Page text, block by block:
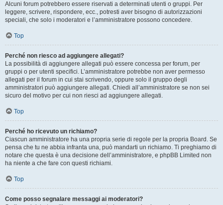
Alcuni forum potrebbero essere riservati a determinati utenti o gruppi. Per
leggere, scrivere, rispondere, ecc., potresti aver bisogno di autorizzazioni
speciali, che solo i moderatori e l’amministratore possono concedere.
Top
Perché non riesco ad aggiungere allegati?
La possibilità di aggiungere allegati può essere concessa per forum, per
gruppi o per utenti specifici. L’amministratore potrebbe non aver permesso
allegati per il forum in cui stai scrivendo, oppure solo il gruppo degli
amministratori può aggiungere allegati. Chiedi all’amministratore se non sei
sicuro del motivo per cui non riesci ad aggiungere allegati.
Top
Perché ho ricevuto un richiamo?
Ciascun amministratore ha una propria serie di regole per la propria Board. Se
pensa che tu ne abbia infranta una, può mandarti un richiamo. Ti preghiamo di
notare che questa è una decisione dell’amministratore, e phpBB Limited non
ha niente a che fare con questi richiami.
Top
Come posso segnalare messaggi ai moderatori?